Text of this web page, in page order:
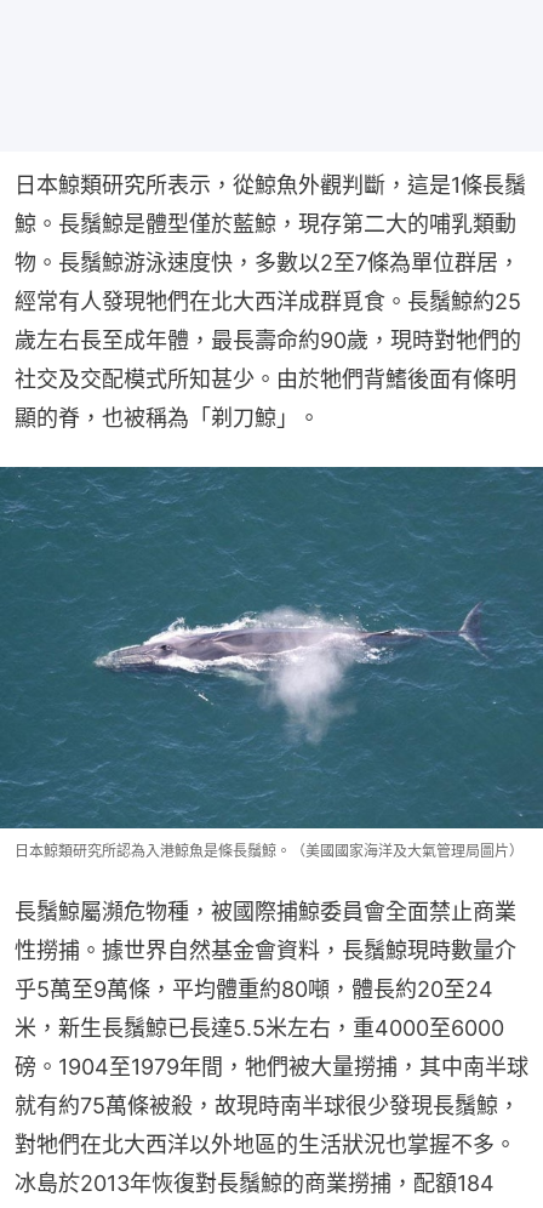
日本鯨類研究所表示，從鯨魚外觀判斷，這是1條長鬚
鯨。長鬚鯨是體型僅於藍鯨，現存第二大的哺乳類動
物。長鬚鯨游泳速度快，多數以2至7條為單位群居，
經常有人發現牠們在北大西洋成群覓食。長鬚鯨約25
歲左右長至成年體，最長壽命約90歲，現時對牠們的
社交及交配模式所知甚少。由於牠們背鰭後面有條明
顯的脊，也被稱為「剃刀鯨」。
日本鯨類研究所認為入港鯨魚是條長鬚鯨。（美國國家海洋及大氣管理局圖片）
長鬚鯨屬瀕危物種，被國際捕鯨委員會全面禁止商業
性撈捕。據世界自然基金會資料，長鬚鯨現時數量介
乎5萬至9萬條，平均體重約80噸，體長約20至24
米，新生長鬚鯨已長達5.5米左右，重4000至6000
磅。1904至1979年間，牠們被大量撈捕，其中南半球
就有約75萬條被殺，故現時南半球很少發現長鬚鯨，
對牠們在北大西洋以外地區的生活狀況也掌握不多。
冰島於2013年恢復對長鬚鯨的商業撈捕，配額184